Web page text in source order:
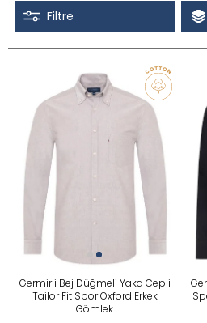
Filtre
Tüm Filtreleri Kaldır
İndirimli
Stoktakiler
KATEGORILER
Germirli Bej Düğmeli Yaka Cepli
Tailor Fit Spor Oxford Erkek
Gömlek